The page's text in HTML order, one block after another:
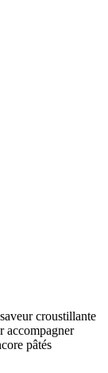
croustillante
accompagner
pâtés